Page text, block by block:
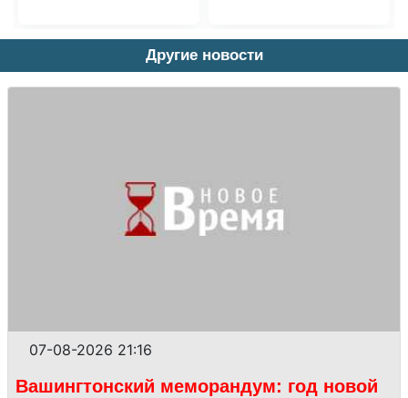
Другие новости
07-08-2026 21:16
Вашингтонский меморандум: год новой